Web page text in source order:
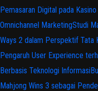
Pemasaran Digital pada
Omnichannel MarketingStudi
Ways 2 dalam Perspektif Tata
Pengaruh User Experience
Berbasis Teknologi Informasi
Mahjong Wins 3 sebagai